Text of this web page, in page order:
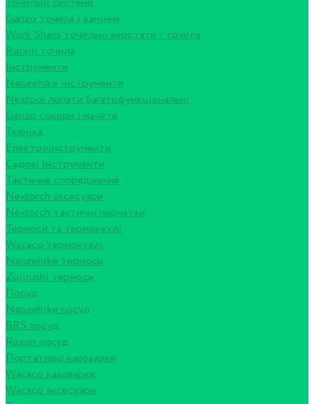
Ganzo точила і каміння
Work Sharp точильні верстати і точила
Ruixin точила
Інструменти
Naturehike інструменти
Nextool лопати багатофункціональні
Ganzo сокири і мачете
Техніка
Електроінструменти
Садові інструменти
Тактичне спорядження
Nextorch аксесуари
Nextorch тактичні перчатки
Термоси та термокухлі
Wacaco термокухлі
Naturehike термоси
Zojirushi термоси
Посуд
Naturehike посуд
BRS посуд
Roxon посуд
Портативні кавоварки
Wacaco кавоварки
Wacaco аксесуари